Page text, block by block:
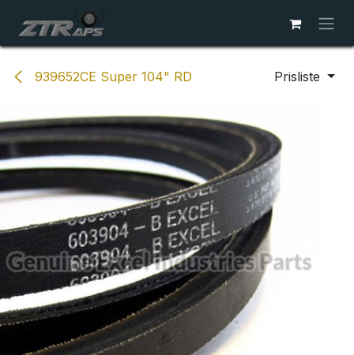
939652CE Super 104" RD Prisliste